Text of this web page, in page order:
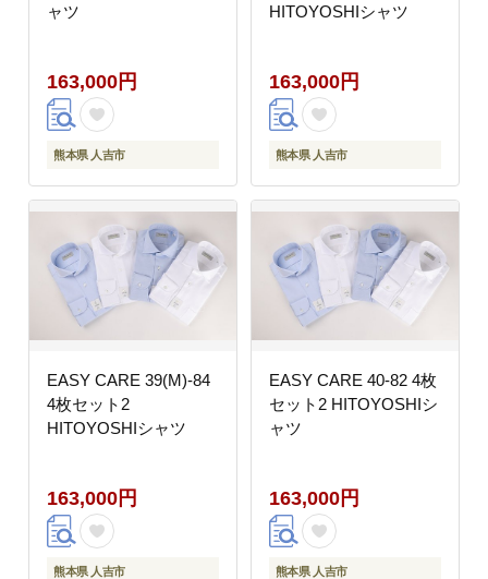
ャツ
163,000円
熊本県 人吉市
HITOYOSHIシャツ
163,000円
熊本県 人吉市
EASY CARE 39(M)-84
4枚セット2
HITOYOSHIシャツ
163,000円
熊本県 人吉市
EASY CARE 40-82 4枚
セット2 HITOYOSHIシ
ャツ
163,000円
熊本県 人吉市